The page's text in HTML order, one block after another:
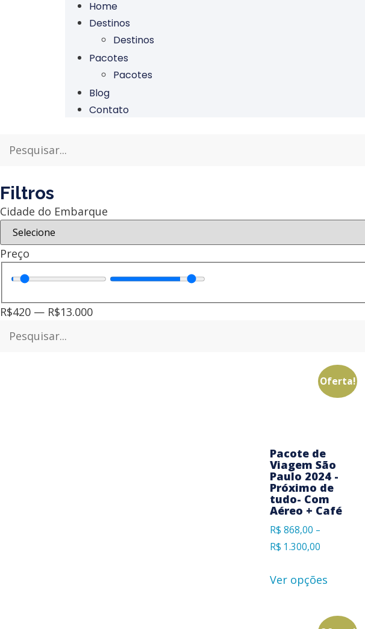
Home
Destinos
Destinos
Pacotes
Pacotes
Blog
Contato
Filtros
Cidade do Embarque
Preço
R$420 — R$13.000
Oferta!
Pacote de
Viagem São
Paulo 2024 -
Próximo de
tudo- Com
Aéreo + Café
R$ 868,00 –
R$ 1.300,00
Ver opções